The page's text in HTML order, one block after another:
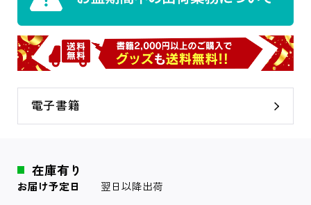
電子書籍
在庫有り
お届け予定日 翌日以降出荷